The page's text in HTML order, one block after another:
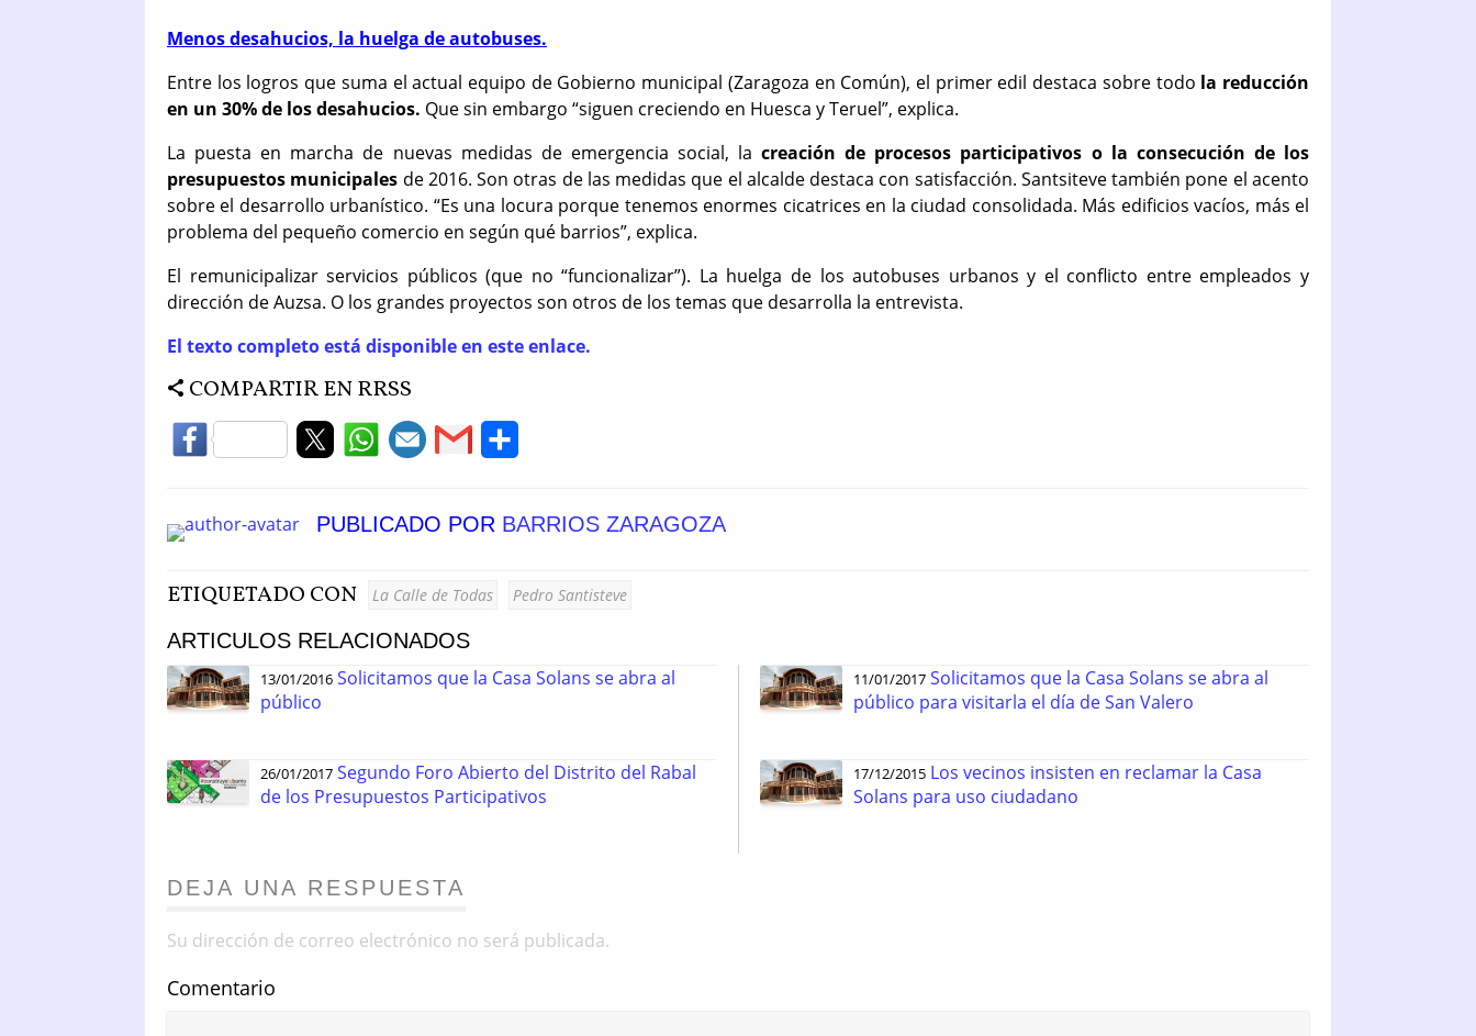
Menos desahucios, la huelga de autobuses.
Entre los logros que suma el actual equipo de Gobierno municipal (Zaragoza en Común), el primer edil destaca sobre todo la reducción
en un 30% de los desahucios. Que sin embargo “siguen creciendo en Huesca y Teruel”, explica.
La puesta en marcha de nuevas medidas de emergencia social, lacreación de procesos participativos o la consecución de los
presupuestos municipales de 2016. Son otras de las medidas que el alcalde destaca con satisfacción. Santsiteve también pone el acento
sobre el desarrollo urbanístico. “Es una locura porque tenemos enormes cicatrices en la ciudad consolidada. Más edificios vacíos, más el
problema del pequeño comercio en según qué barrios”, explica.
El remunicipalizar servicios públicos (que no “funcionalizar”). La huelga de los autobuses urbanos y el conflicto entre empleados y
dirección de Auzsa. O los grandes proyectos son otros de los temas que desarrolla la entrevista.
El texto completo está disponible en este enlace.
COMPARTIR EN RRSS
PUBLICADO POR BARRIOS ZARAGOZA
ETIQUETADO CON La Calle de Todas Pedro Santisteve
ARTICULOS RELACIONADOS
13/01/2016 Solicitamos que la Casa Solans se abra al
público
26/01/2017 Segundo Foro Abierto del Distrito del Rabal
de los Presupuestos Participativos
11/01/2017 Solicitamos que la Casa Solans se abra al
público para visitarla el día de San Valero
17/12/2015 Los vecinos insisten en reclamar la Casa
Solans para uso ciudadano
DEJA UNA RESPUESTA
Su dirección de correo electrónico no será publicada.
Comentario